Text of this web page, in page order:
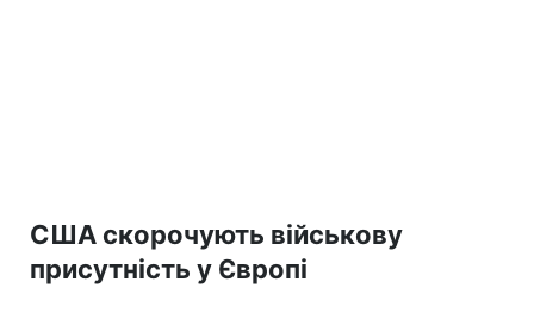
США скорочують військову
присутність у Європі